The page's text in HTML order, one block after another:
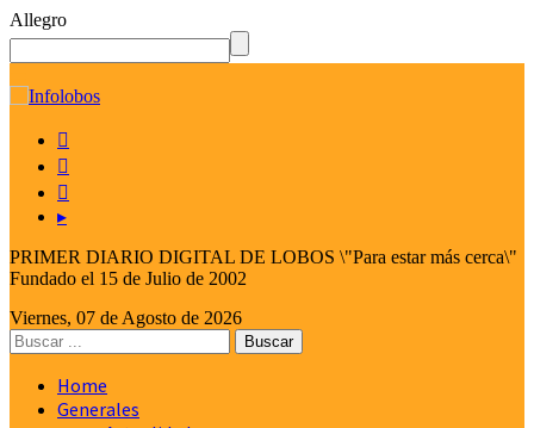
Allegro



▸
PRIMER DIARIO DIGITAL DE LOBOS \"Para estar más cerca\"
Fundado el 15 de Julio de 2002
Viernes, 07 de Agosto de 2026
Home
Generales